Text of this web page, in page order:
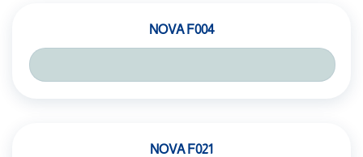
NOVA F004
NOVA F021